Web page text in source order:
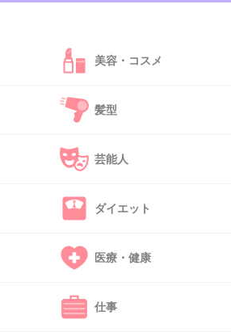
ーちゃんか。
利ないよね。
+61
美容・コスメ
髪型
芸能人
ダイエット
医療・健康
仕事